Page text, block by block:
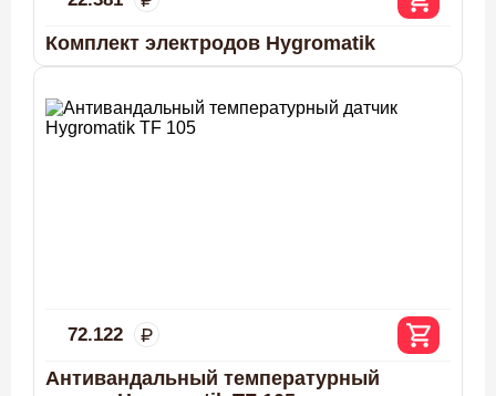
Комплект электродов Hygromatik
72.122
Антивандальный температурный